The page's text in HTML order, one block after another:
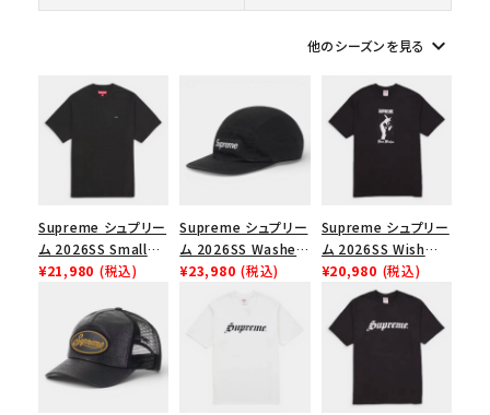
在庫のない商品を表示する他のシーズンを見る keyboard_arrow_down
Supreme シュプリー
ム 2026SS Small
Box Tee スモールボ
¥21,980 (税込)
Supreme シュプリー
ム 2026SS Washed
Chino Twill Camp
ップ ブラック
¥23,980 (税込)
Supreme シュプリー
ム 2026SS Wish
Tee ウィッシュTシ
ャツ ブラック
¥20,980 (税込)